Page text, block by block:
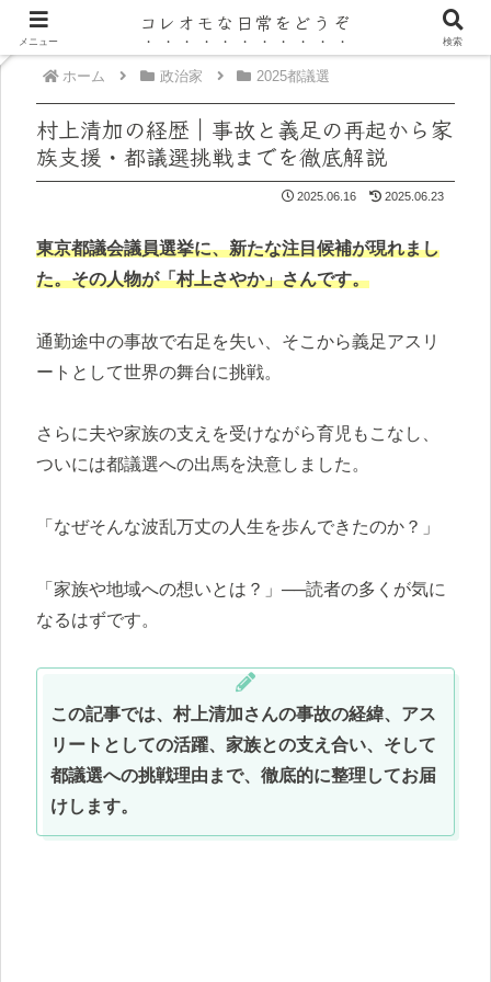
ホーム 政治家 2025都議選
村上清加の経歴｜事故と義足の再起から家
族支援・都議選挑戦までを徹底解説
2025.06.16 2025.06.23
東京都議会議員選挙に、新たな注目候補が現れまし
た。その人物が「村上さやか」さんです。
通勤途中の事故で右足を失い、そこから義足アスリ
ートとして世界の舞台に挑戦。
さらに夫や家族の支えを受けながら育児もこなし、
ついには都議選への出馬を決意しました。
「なぜそんな波乱万丈の人生を歩んできたのか？」
「家族や地域への想いとは？」──読者の多くが気に
なるはずです。
この記事では、村上清加さんの事故の経緯、アス
リートとしての活躍、家族との支え合い、そして
都議選への挑戦理由まで、徹底的に整理してお届
けします。
メニュー
コレオモな日常をどうぞ
検索